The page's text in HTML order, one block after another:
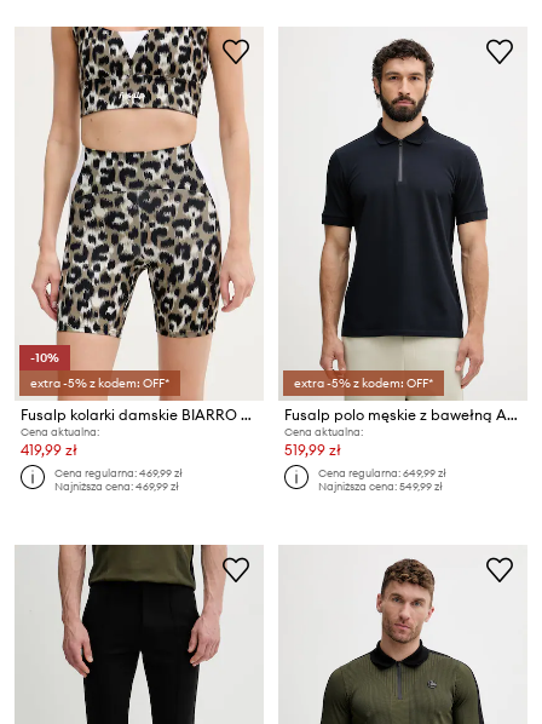
-10%
extra -5% z kodem: OFF*
Fusalp kolarki damskie BIARRO LEO
Cena aktualna:
419,99 zł
Cena regularna:469,99 zł
Najniższa cena:469,99 zł
extra -5% z kodem: OFF*
Fusalp polo męskie z bawełną ANATOLE
Cena aktualna:
519,99 zł
Cena regularna:649,99 zł
Najniższa cena:549,99 zł